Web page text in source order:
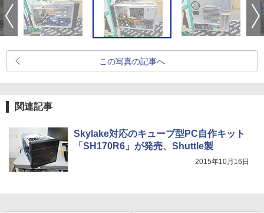
この写真の記事へ
関連記事
Skylake対応のキューブ型PC自作キット
「SH170R6」が発売、Shuttle製
2015年10月16日